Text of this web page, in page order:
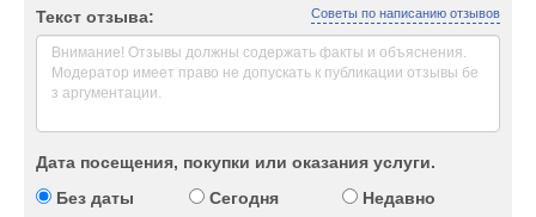
Текст отзыва: Советы по написанию отзывов
Дата посещения, покупки или оказания услуги.
Без даты
Сегодня
Недавно